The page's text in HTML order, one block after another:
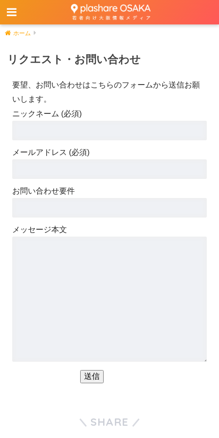
ホーム
リクエスト・お問い合わせ
要望、お問い合わせはこちらのフォームから送信お願
いします。
ニックネーム (必須)
メールアドレス (必須)
お問い合わせ要件
メッセージ本文
SHARE